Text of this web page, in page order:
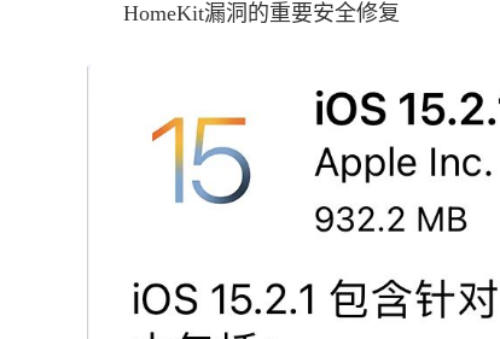
HomeKit漏洞的重要安全修复